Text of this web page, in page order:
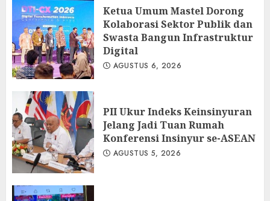
Ketua Umum Mastel Dorong
Kolaborasi Sektor Publik dan
Swasta Bangun Infrastruktur
Digital
AGUSTUS 6, 2026
PII Ukur Indeks Keinsinyuran
Jelang Jadi Tuan Rumah
Konferensi Insinyur se-ASEAN
AGUSTUS 5, 2026